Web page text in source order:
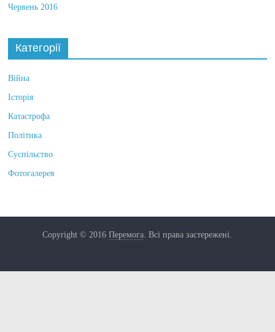
Червень 2016
Категорії
Війна
Історія
Катастрофа
Політика
Суспільство
Фотогалерея
Copyright © 2016Перемога. Всі права застережені.